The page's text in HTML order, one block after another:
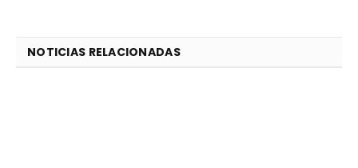
NOTICIAS RELACIONADAS